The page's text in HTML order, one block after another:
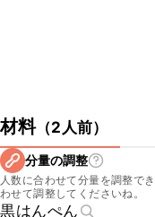
材料（2人前）
分量の調整
人数に合わせて分量を調整で
わせて調整してくださいね。
黒はんぺん